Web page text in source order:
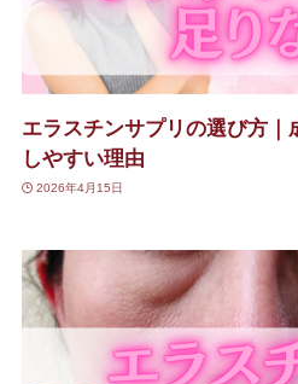
エラスチンサプリの選び方｜
しやすい理由
2026年4月15日